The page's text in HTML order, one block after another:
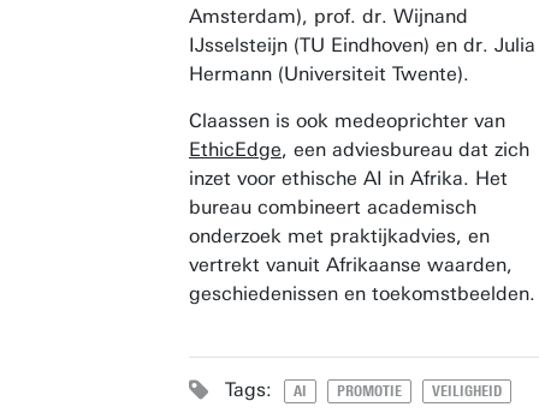
Amsterdam), prof. dr. Wijnand
IJsselsteijn (TU Eindhoven) en dr. Julia
Hermann (Universiteit Twente).
Claassen is ook medeoprichter van
EthicEdge, een adviesbureau dat zich
inzet voor ethische AI in Afrika. Het
bureau combineert academisch
onderzoek met praktijkadvies, en
vertrekt vanuit Afrikaanse waarden,
geschiedenissen en toekomstbeelden.
Tags: AI PROMOTIE VEILIGHEID